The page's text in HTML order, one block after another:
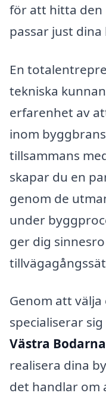
för att hitta den
passar just
En
tekniska
erfarenhet av
inom
tillsammans
skapar du en
genom de
under
ger dig
Genom att
specialiserar sig
Västra Bodarna
realisera dina
det handlar om